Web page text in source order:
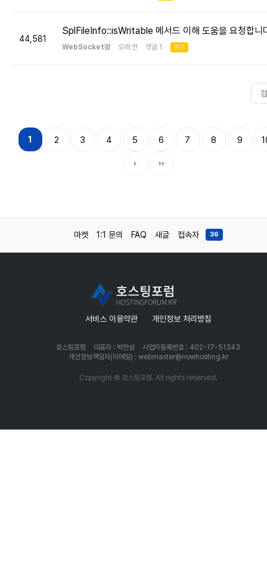
44,581
SplFileInfo::isWritable 메서드 이해 도움을 요청합니
WebSocket광 오래 전 댓글 1 인기
1 2 3 4 5 6 7 8 9
마켓 1:1 문의 FAQ 새글 접속자 36
서비스 이용약관 개인정보 처리방침
호스팅포럼 대표자 : 박찬성
사업자등록번호 : 402-17-51343
개인정보책임자(이메일) : webmaster@nowhosting.kr
Copyright © 호스팅포럼. All rights reserved.